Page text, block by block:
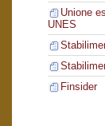
Unione
UNES
Finsider